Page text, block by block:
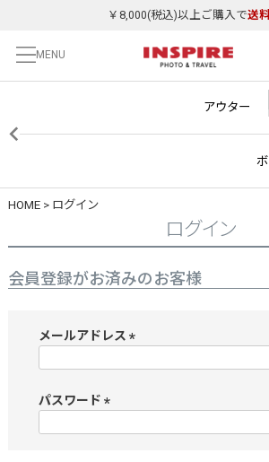
￥8,000(税込)以上ご購入で送
MENU
アウター
HOME ログイン
ログイン
会員登録がお済みのお客様
メールアドレス
)
パスワード